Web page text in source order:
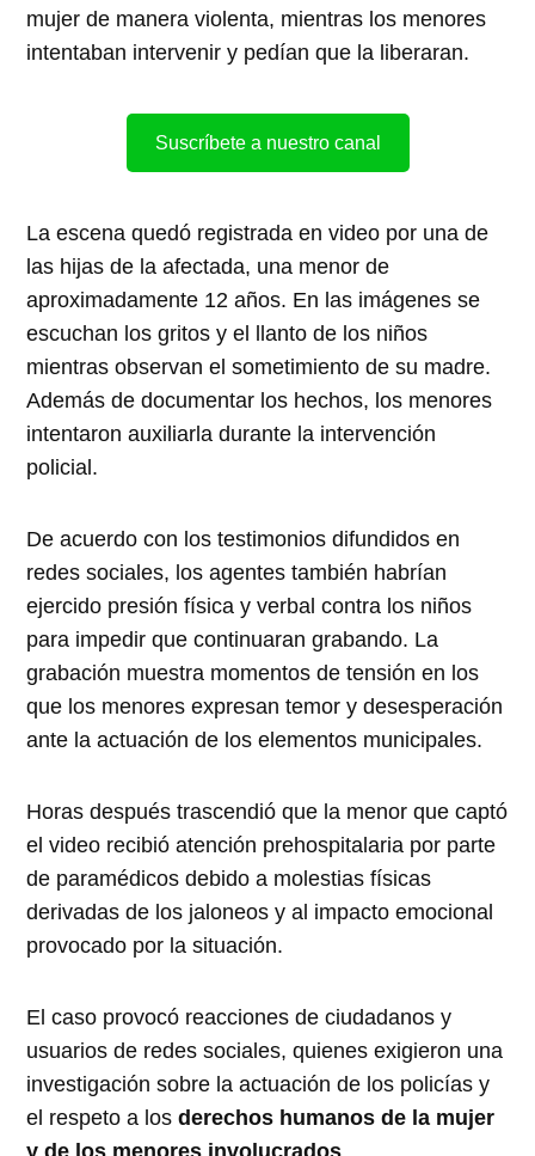
mujer de manera violenta, mientras los menores
intentaban intervenir y pedían que la liberaran.
Suscríbete a nuestro canal
La escena quedó registrada en video por una de
las hijas de la afectada, una menor de
aproximadamente 12 años. En las imágenes se
escuchan los gritos y el llanto de los niños
mientras observan el sometimiento de su madre.
Además de documentar los hechos, los menores
intentaron auxiliarla durante la intervención
policial.
De acuerdo con los testimonios difundidos en
redes sociales, los agentes también habrían
ejercido presión física y verbal contra los niños
para impedir que continuaran grabando. La
grabación muestra momentos de tensión en los
que los menores expresan temor y desesperación
ante la actuación de los elementos municipales.
Horas después trascendió que la menor que captó
el video recibió atención prehospitalaria por parte
de paramédicos debido a molestias físicas
derivadas de los jaloneos y al impacto emocional
provocado por la situación.
El caso provocó reacciones de ciudadanos y
usuarios de redes sociales, quienes exigieron una
investigación sobre la actuación de los policías y
el respeto a losderechos humanos de la mujer